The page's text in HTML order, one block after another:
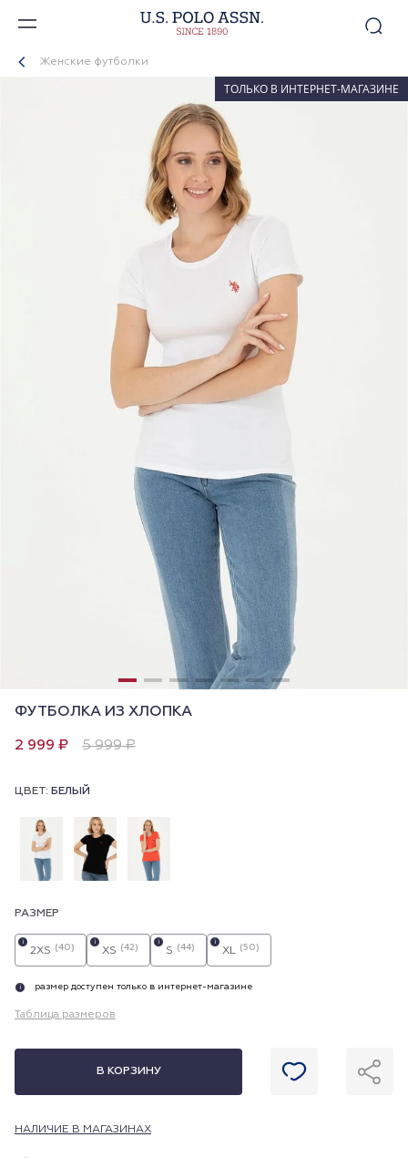
Женские футболки
ТОЛЬКО В ИНТЕРНЕТ-МАГАЗИНЕ
ФУТБОЛКА ИЗ ХЛОПКА
2 999 ₽ 5 999 ₽
ЦВЕТ: БЕЛЫЙ
РАЗМЕР
2XS (40)
i
XS (42)
i
S (44)
i
XL (50)
i
i размер доступен только в интернет-магазине
Таблица размеров
В КОРЗИНУ
НАЛИЧИЕ В МАГАЗИНАХ